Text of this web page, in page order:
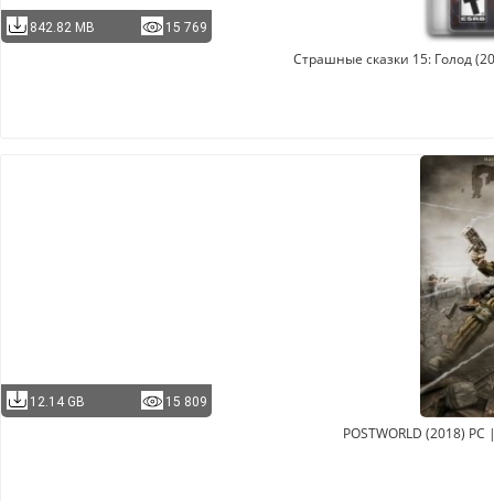
842.82 MB 15 769
Страшные сказки 15: Голод
12.14 GB 15 809
POSTWORLD (2018)